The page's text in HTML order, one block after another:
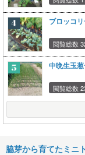
ブロッコ
閲覧総数
中晩生玉
閲覧総数
脇芽から育てたミニ